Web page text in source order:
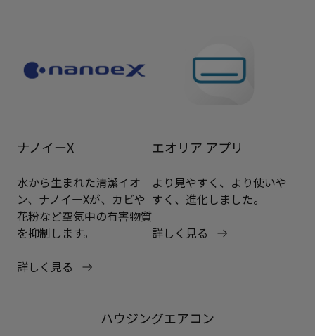
ナノイーX
水から生まれた清潔イオ
ン、ナノイーXが、カビや
花粉など空気中の有害物質
を抑制します。
詳しく見る
エオリア アプリ
より見やすく、より使いや
すく、進化しました。
詳しく見る
ハウジングエアコン